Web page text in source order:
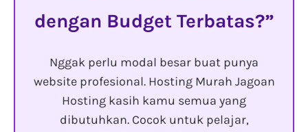
dengan Budget Terbatas?
Nggak perlu modal besar buat punya
website profesional. Hosting Murah Jagoan
Hosting kasih kamu semua yang
dibutuhkan. Cocok untuk pelajar,